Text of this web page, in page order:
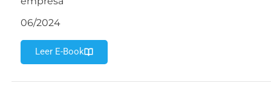
06/2024
Leer E-Book